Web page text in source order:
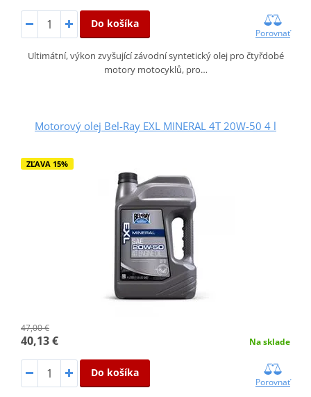
Do košíka
Porovnať
Ultimátní, výkon zvyšující závodní syntetický olej pro čtyřdobé
motory motocyklů, pro…
Motorový olej Bel-Ray EXL MINERAL 4T 20W-50 4 l
ZĽAVA 15%
47,00 €
40,13 € Na sklade
Do košíka
Porovnať